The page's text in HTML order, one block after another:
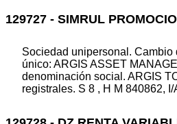
129727 - SIMRUL
Sociedad unipersonal.
único: ARGIS ASSET
denominación social. ARGIS
registrales. S 8 , H M 840862, I/